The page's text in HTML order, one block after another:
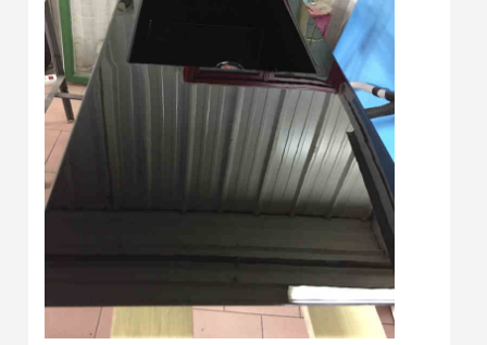
Livraison sous 24 h en France Métropolitaine
Retour produits sous 14 jours
Réduction de 5€ sur la première commande
10€ de bon d'achat pour chaque parrainage
Inscription à la newsletter : 5€ de réduction